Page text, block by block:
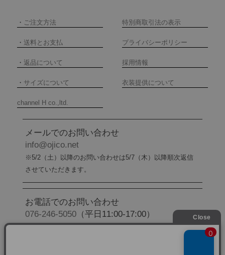
・ ご注文方法 特別商取引法の表示
・ 送料とお支払 プライバシーポリシー
・ 返品について 採用情報
・ サイズについて 衣装提供について
channel H co.,ltd.
メールでのお問い合わせ
info@ojico.net
※5/2（土）以降のお問い合わせは5/7（木）以降順次返信
させていただきます。
お電話でのお問い合わせ
076-246-5050 （平日11:00-17:00）
※5/2（土）から5/6（水）までの間はお電話でのお問い合